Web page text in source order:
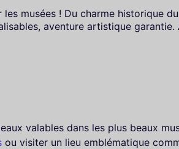
musées ! Du charme historique
aventure artistique
valables dans les plus beaux
ou visiter un lieu emblématique